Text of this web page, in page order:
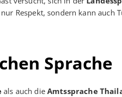
Respekt, sondern kann auch
Sprache
als auch die Amtssprache